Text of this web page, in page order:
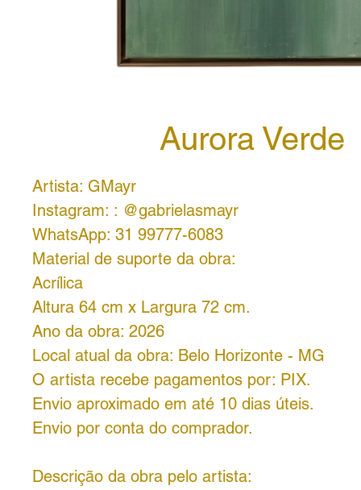
Aurora Verde
Artista: GMayr
Instagram: : @gabrielasmayr
WhatsApp: 31 99777-6083
Material de suporte da obra:
Acrílica
Altura 64 cm x Largura 72 cm.
Ano da obra: 2026
Local atual da obra: Belo Horizonte - MG
O artista recebe pagamentos por: PIX.
Envio aproximado em até 10 dias úteis.
Envio por conta do comprador.
Descrição da obra pelo artista: